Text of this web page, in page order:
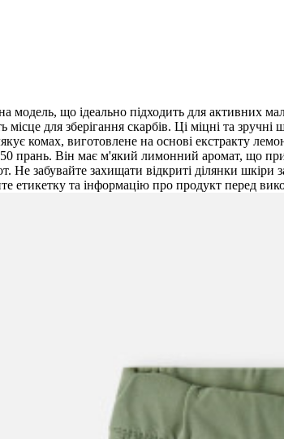
модель, що ідеально підходить для активних
для зберігання скарбів. Ці міцні та
комах, виготовлене на основі екстракту
50 прань. Він має м'який лимонний аромат, що
Не забувайте захищати відкриті ділянки
етикетку та інформацію про продукт перед